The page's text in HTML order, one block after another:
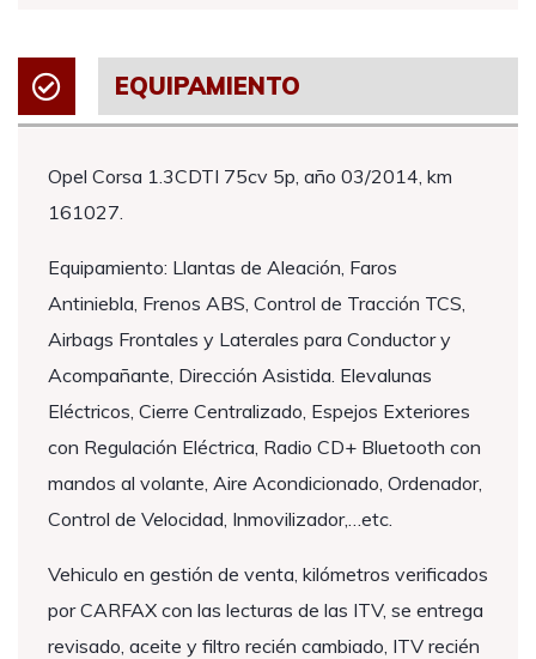
EQUIPAMIENTO
Opel Corsa 1.3CDTI 75cv 5p, año 03/2014, km
161027.
Equipamiento: Llantas de Aleación, Faros
Antiniebla, Frenos ABS, Control de Tracción TCS,
Airbags Frontales y Laterales para Conductor y
Acompañante, Dirección Asistida. Elevalunas
Eléctricos, Cierre Centralizado, Espejos Exteriores
con Regulación Eléctrica, Radio CD+ Bluetooth con
mandos al volante, Aire Acondicionado, Ordenador,
Control de Velocidad, Inmovilizador,…etc.
Vehiculo en gestión de venta, kilómetros verificados
por CARFAX con las lecturas de las ITV, se entrega
revisado, aceite y filtro recién cambiado, ITV recién